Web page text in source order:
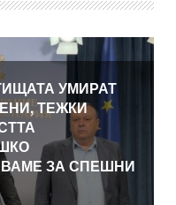
УМИРАТ
ТЕЖКИ
ЗА СПЕШНИ